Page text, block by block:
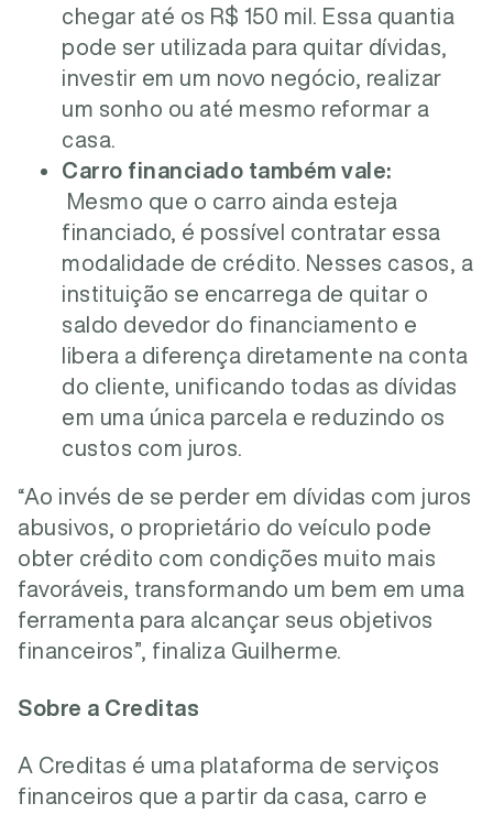
chegar até os R$ 150 mil. Essa quantia
pode ser utilizada para quitar dívidas,
investir em um novo negócio, realizar
um sonho ou até mesmo reformar a
casa.
Carro financiado também vale:
Mesmo que o carro ainda esteja
financiado, é possível contratar essa
modalidade de crédito. Nesses casos, a
instituição se encarrega de quitar o
saldo devedor do financiamento e
libera a diferença diretamente na conta
do cliente, unificando todas as dívidas
em uma única parcela e reduzindo os
custos com juros.
“Ao invés de se perder em dívidas com juros
abusivos, o proprietário do veículo pode
obter crédito com condições muito mais
favoráveis, transformando um bem em uma
ferramenta para alcançar seus objetivos
financeiros”, finaliza Guilherme.
Sobre a Creditas
A Creditas é uma plataforma de serviços
financeiros que a partir da casa, carro e